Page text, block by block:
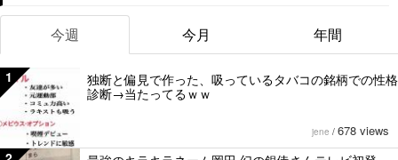
今週 今月 年間
1
独断と偏見で作った、吸っているタバコの銘柄での性格
診断→当たってるｗｗ
jene / 678 views